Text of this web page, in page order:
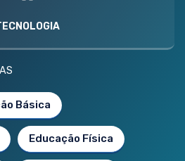
Básica
Educação Física